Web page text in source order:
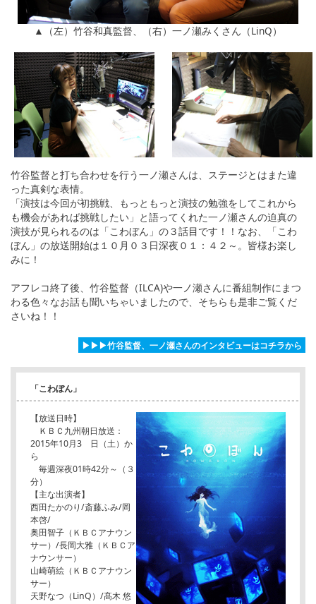
▲（左）竹谷和真監督、（右）一ノ瀬みくさん（LinQ）
竹谷監督と打ち合わせを行う一ノ瀬さんは、ステージとはまた違
った真剣な表情。
「演技は今回が初挑戦、もっともっと演技の勉強をしてこれから
も機会があれば挑戦したい」と語ってくれた一ノ瀬さんの迫真の
演技が見られるのは「こわぼん」の３話目です！！なお、「こわ
ぼん」の放送開始は１０月０３日深夜０１：４２～。皆様お楽し
みに！
アフレコ終了後、竹谷監督（ILCA)や一ノ瀬さんに番組制作にまつ
わる色々なお話も聞いちゃいましたので、そちらも是非ご覧くだ
さいね！！
▶▶▶竹谷監督、一ノ瀬さんのインタビューはコチラから
「こわぼん」
【放送日時】
ＫＢＣ九州朝日放送：
2015年10月3 日（土）か
ら
毎週深夜01時42分～（３
分）
【主な出演者】
西田たかのり/斎藤ふみ/岡
本啓/
奥田智子（ＫＢＣアナウン
サー）/長岡大雅（ＫＢＣア
ナウンサー）
山崎萌絵（ＫＢＣアナウン
サー）
天野なつ（LinQ）/髙木 悠